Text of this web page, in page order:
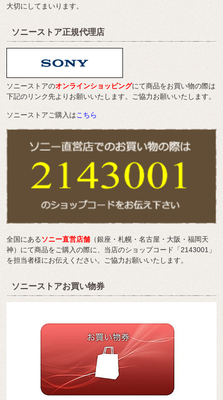
大切にしてまいります。
ソニーストア正規代理店
ソニーストアのオンラインショッピングにて商品をお買い物の際は
下記のリンク先よりお願いいたします。ご協力お願いいたします。
ソニーストアご購入はこちら
全国にあるソニー直営店舗 （銀座・札幌・名古屋・大阪・福岡天
神）にて商品をご購入の際に、当店のショップコード「2143001」
を担当者様にお伝えください。ご協力お願いいたします。
ソニーストアお買い物券